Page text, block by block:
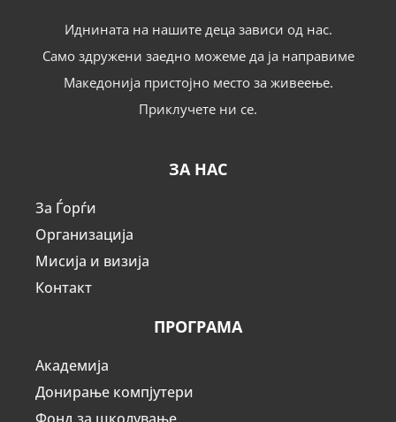
Иднината на нашите деца зависи од нас.
Само здружени заедно можеме да ја направиме
Македонија пристојно место за живеење.
Приклучете ни се.
ЗА НАС
За Ѓорѓи
Организација
Мисија и визија
Контакт
ПРОГРАМА
Академија
Донирање компјутери